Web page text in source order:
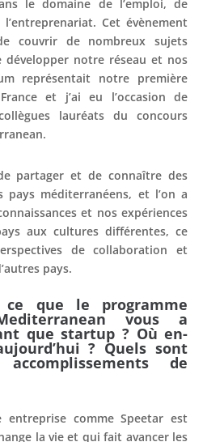
le domaine de l’emploi, de
Cet évènement
couvrir de nombreux sujets
développer notre réseau et nos
représentait notre première
et j’ai eu l’occasion de
lauréats du concours
partager et de connaître des
pays méditerranéens, et l’on a
et nos expériences
aux cultures différentes, ce
de collaboration et
pays.
ce que le programme
Mediterranean vous a
que startup ? Où en-
? Quels sont
de
entreprise comme Speetar est
la vie et qui fait avancer les